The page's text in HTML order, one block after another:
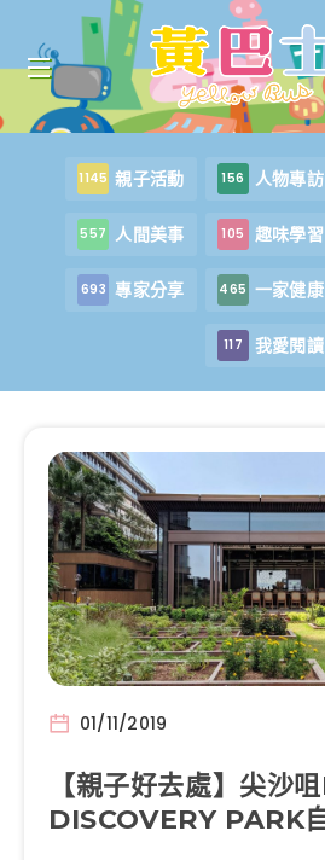
1145 親子活動 156 人物專訪
557 人間美事 105 趣味學習
693 專家分享 465 一家健康
117 我愛閱讀
01/11/2019
【親子好去處】尖沙
DISCOVERY PARK